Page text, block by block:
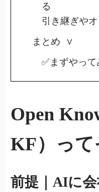
る
引き継ぎや
まとめ
✅まずやって
Open
KF）って
前提｜AIに